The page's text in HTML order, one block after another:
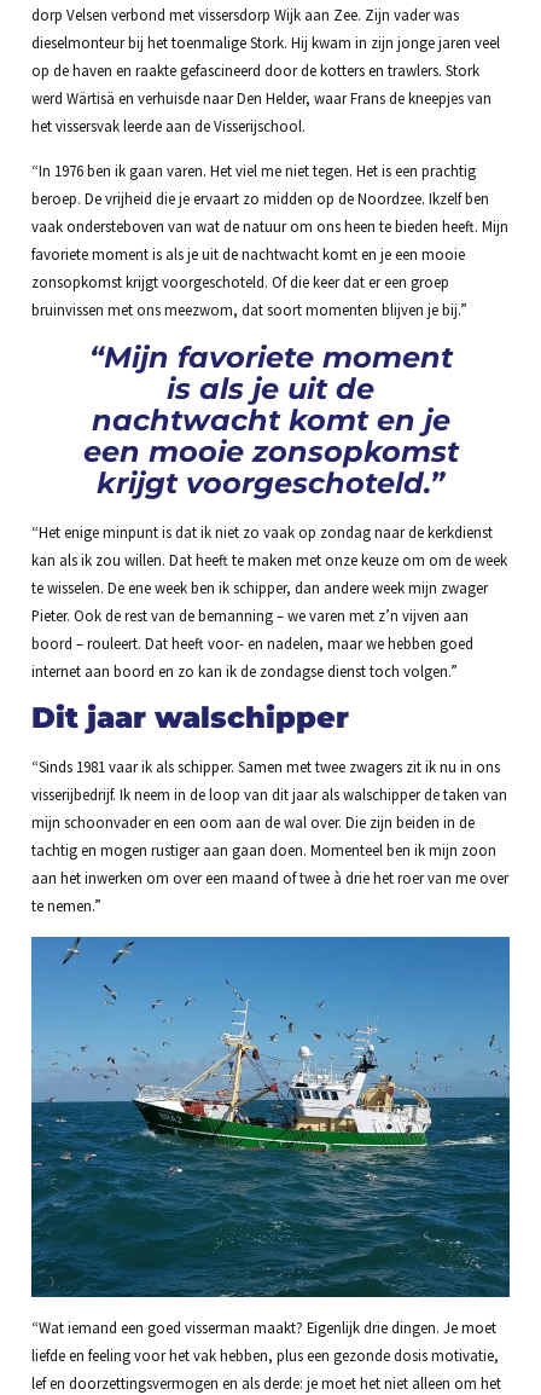
dorp Velsen verbond met vissersdorp Wijk aan Zee. Zijn vader was
dieselmonteur bij het toenmalige Stork. Hij kwam in zijn jonge jaren veel
op de haven en raakte gefascineerd door de kotters en trawlers. Stork
werd Wärtisä en verhuisde naar Den Helder, waar Frans de kneepjes van
het vissersvak leerde aan de Visserijschool.
“In 1976 ben ik gaan varen. Het viel me niet tegen. Het is een prachtig
beroep. De vrijheid die je ervaart zo midden op de Noordzee. Ikzelf ben
vaak ondersteboven van wat de natuur om ons heen te bieden heeft. Mijn
favoriete moment is als je uit de nachtwacht komt en je een mooie
zonsopkomst krijgt voorgeschoteld. Of die keer dat er een groep
bruinvissen met ons meezwom, dat soort momenten blijven je bij.”
“Mijn favoriete moment
is als je uit de
nachtwacht komt en je
een mooie zonsopkomst
krijgt voorgeschoteld.”
“Het enige minpunt is dat ik niet zo vaak op zondag naar de kerkdienst
kan als ik zou willen. Dat heeft te maken met onze keuze om om de week
te wisselen. De ene week ben ik schipper, dan andere week mijn zwager
Pieter. Ook de rest van de bemanning – we varen met z’n vijven aan
boord – rouleert. Dat heeft voor- en nadelen, maar we hebben goed
internet aan boord en zo kan ik de zondagse dienst toch volgen.”
Dit jaar walschipper
“Sinds 1981 vaar ik als schipper. Samen met twee zwagers zit ik nu in ons
visserijbedrijf. Ik neem in de loop van dit jaar als walschipper de taken van
mijn schoonvader en een oom aan de wal over. Die zijn beiden in de
tachtig en mogen rustiger aan gaan doen. Momenteel ben ik mijn zoon
aan het inwerken om over een maand of twee à drie het roer van me over
te nemen.”
“Wat iemand een goed visserman maakt? Eigenlijk drie dingen. Je moet
liefde en feeling voor het vak hebben, plus een gezonde dosis motivatie,
lef en doorzettingsvermogen en als derde: je moet het niet alleen om het